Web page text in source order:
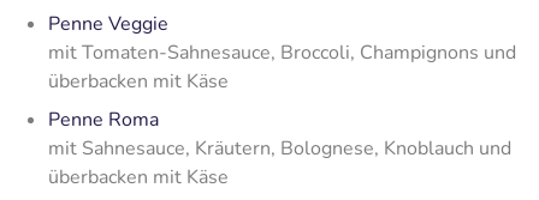
Penne Veggie
mit Tomaten-Sahnesauce, Broccoli, Champignons und
überbacken mit Käse
Penne Roma
mit Sahnesauce, Kräutern, Bolognese, Knoblauch und
überbacken mit Käse